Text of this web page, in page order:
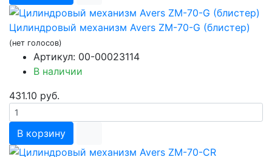
Цилиндровый механизм Avers ZM-70-G (блистер)
(нет голосов)
Артикул: 00-00023114
В наличии
431.10 руб.
В корзину